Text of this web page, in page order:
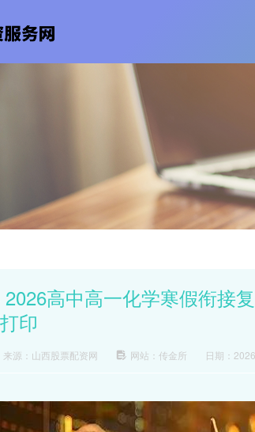
高中高一化学寒假衔接
印
来源：山西股票配资网 网站：传金所 日期：